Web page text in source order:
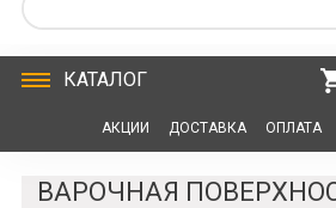
КАТАЛОГ
АКЦИИ ДОСТАВКА ОПЛАТА
ВАРОЧНАЯ